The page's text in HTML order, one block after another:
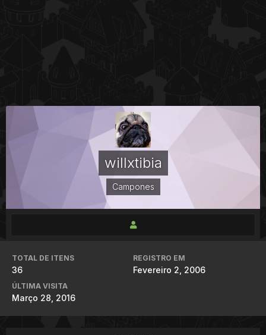
willxtibia
Campones
TOTAL DE ITENS
36
REGISTRO EM
Fevereiro 2, 2006
ÚLTIMA VISITA
Março 28, 2016